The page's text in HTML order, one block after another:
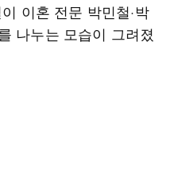
이혼 전문 박민철·박
나누는 모습이 그려졌